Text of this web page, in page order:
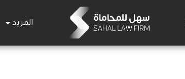
المزيد